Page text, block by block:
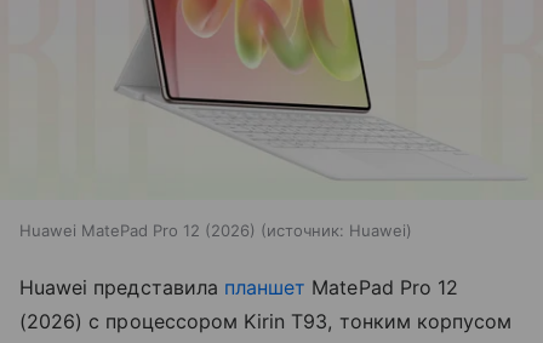
Huawei MatePad Pro 12 (2026) источник: Huawei
Huawei представила планшет MatePad Pro 12
(2026) с процессором Kirin T93, тонким корпусом